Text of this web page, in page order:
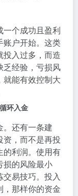
个成功且盈利
账户开始。这类
投入过多，而造
乏经验，亏损风
就能有效控制大
环入金
。还有一条建
，而不是再投
的利润。使用有
损的风险最小
易技巧。投入
那样你的资金